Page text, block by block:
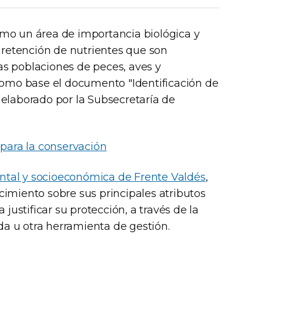
un área de importancia biológica y
de nutrientes que son
poblaciones de peces, aves y
base el documento "Identificación de
por la Subsecretaría de
la conservación
y socioeconómica de Frente Valdés,
sobre sus principales atributos
justificar su protección, a través de la
u otra herramienta de gestión.